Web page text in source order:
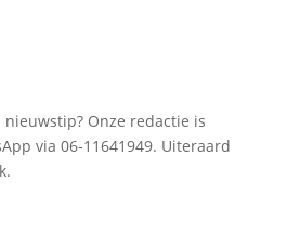
Onze redactie is
via 06-11641949. Uiteraard